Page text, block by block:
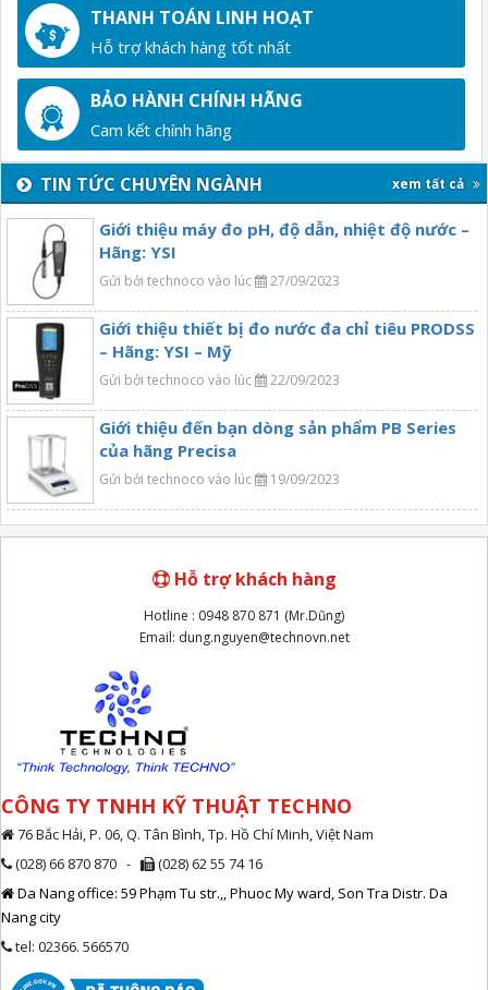
THANH TOÁN LINH HOẠT
Hỗ trợ khách hàng tốt nhất
BẢO HÀNH CHÍNH HÃNG
Cam kết chính hãng
TIN TỨC CHUYÊN NGÀNH xem tất cả
Giới thiệu máy đo pH, độ dẫn, nhiệt độ nước –
Hãng: YSI
Gửi bởi technoco vào lúc 27/09/2023
Giới thiệu thiết bị đo nước đa chỉ tiêu PRODSS
– Hãng: YSI – Mỹ
Gửi bởi technoco vào lúc 22/09/2023
Giới thiệu đến bạn dòng sản phẩm PB Series
của hãng Precisa
Gửi bởi technoco vào lúc 19/09/2023
Hỗ trợ khách hàng
Hotline : 0948 870 871 (Mr.Dũng)
Email: dung.nguyen@technovn.net
CÔNG TY TNHH KỸ THUẬT TECHNO
76 Bắc Hải, P. 06, Q. Tân Bình, Tp. Hồ Chí Minh, Việt Nam
(028) 66 870 870 -
(028) 62 55 74 16
Da Nang office: 59 Phạm Tu str.,, Phuoc My ward, Son Tra Distr. Da
Nang city
tel: 02366. 566570